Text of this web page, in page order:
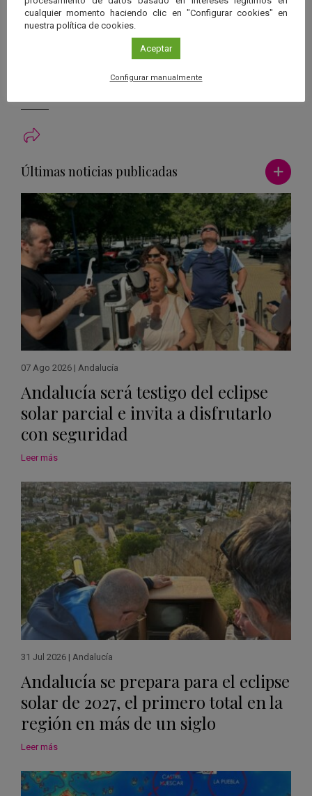
Sistema Solar.
Centro Espacial de Canarias del INTA
vuelva a desempeñar un papel fundamental,
durante la reentrada de la nave.
Últimas noticias publicadas Ver más
07 Ago 2026 | Andalucía
Andalucía será testigo del eclipse
solar parcial e invita a disfrutarlo
con seguridad
Leer más
31 Jul 2026 | Andalucía
Andalucía se prepara para el eclipse
solar de 2027, el primero total en la
región en más de un siglo
Leer más
cualquier momento haciendo clic en "Configurar cookies" en
nuestra política de cookies.
Aceptar
Configurar manualmente